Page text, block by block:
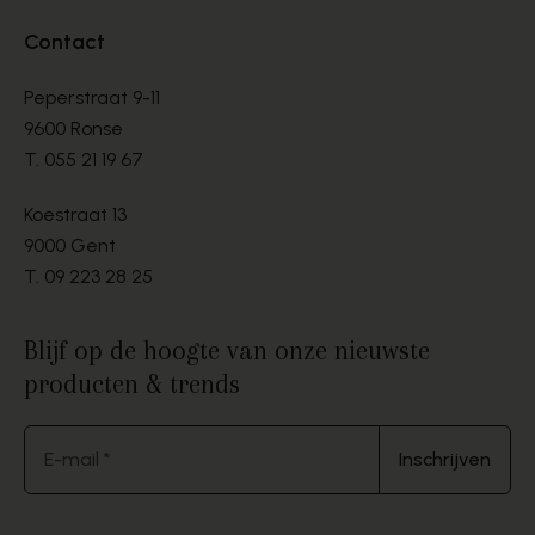
Contact
Peperstraat 9-11
9600 Ronse
T. 055 21 19 67
Koestraat 13
9000 Gent
T. 09 223 28 25
Blijf op de hoogte van onze nieuwste
producten & trends
E-mail * Inschrijven